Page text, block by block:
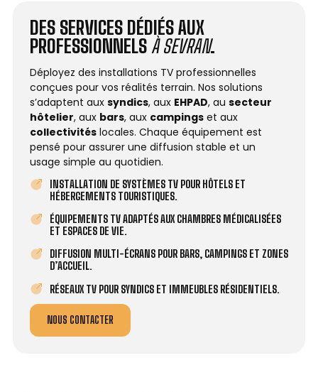
DES SERVICES DÉDIÉS AUX
PROFESSIONNELS À SEVRAN.
Déployez des installations TV professionnelles
conçues pour vos réalités terrain. Nos solutions
s’adaptent aux syndics, aux EHPAD, au secteur
hôtelier, aux bars, aux campings et aux
collectivités locales. Chaque équipement est
pensé pour assurer une diffusion stable et un
usage simple au quotidien.
INSTALLATION DE SYSTÈMES TV POUR HÔTELS ET
HÉBERGEMENTS TOURISTIQUES.
ÉQUIPEMENTS TV ADAPTÉS AUX CHAMBRES MÉDICALISÉES
ET ESPACES DE VIE.
DIFFUSION MULTI-ÉCRANS POUR BARS, CAMPINGS ET ZONES
D’ACCUEIL.
RÉSEAUX TV POUR SYNDICS ET IMMEUBLES RÉSIDENTIELS.
NOUS CONTACTER